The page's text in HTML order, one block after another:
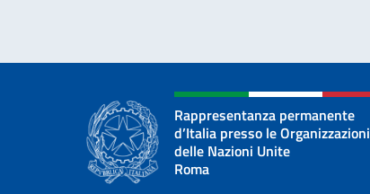
Rappresentanza permanente
d’Italia presso le Organizzazioni
delle Nazioni Unite
Roma